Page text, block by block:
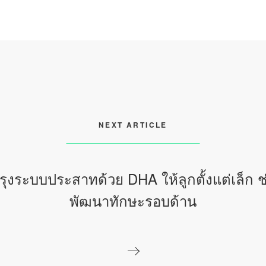
NEXT ARTICLE
งระบบประสาทด้วย DHA ให้ลูกตั้งแต่เล็ก
พัฒนาทักษะรอบด้าน